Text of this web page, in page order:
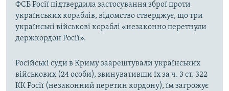
ФСБ Росії підтвердила застосування зброї проти
українських кораблів, відомство стверджує, що три
українські військові кораблі «незаконно перетнули
держкордон Росії».
Російські суди в Криму заарештували українських
військових (24 особи), звинувативши їх за ч. 3 ст. 322
КК Росії (незаконний перетин кордону), їм загрожує